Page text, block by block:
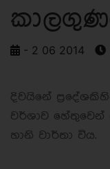
- 2 06 2014
දිවයිනේ ප්‍රදේශ
වර්ශාව හේතුවෙන්
හානි වාර්තා විය.